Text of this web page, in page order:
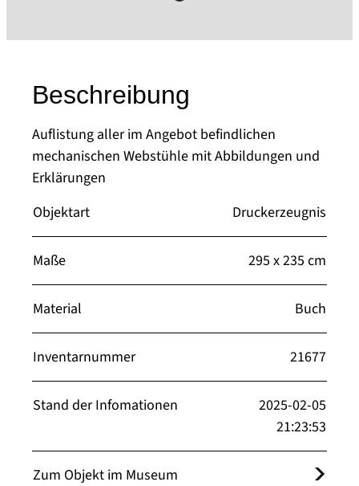
Beschreibung
Auflistung aller im Angebot befindlichen
mechanischen Webstühle mit Abbildungen und
Erklärungen
Objektart
Druckerzeugnis
Maße 295 x 235 cm
Material Buch
Inventarnummer 21677
Stand der Infomationen
2025-02-05
21:23:53
Zum Objekt im Museum